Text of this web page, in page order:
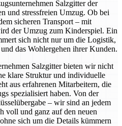
Salzgitter der
und stressfreien Umzug. Ob bei
sicheren Transport – mit
der Umzug zum Kinderspiel. Ein
sich nicht nur um die Logistik,
das Wohlergehen ihrer Kunden.
Salzgitter bieten wir nicht
klare Struktur und individuelle
aus erfahrenen Mitarbeitern, die
spezialisiert haben. Von der
– wir sind an jedem
voll und ganz auf den neuen
sich um die Details kümmern